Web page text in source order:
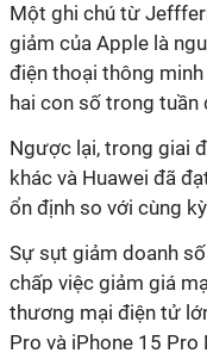
Một ghi chú từ
giảm của Apple là
điện thoại thông
hai con số trong tuần
Ngược lại, trong giai
khác và Huawei đã
ổn định so với cùng
Sự sụt giảm doanh
chấp việc giảm giá
thương mại điện tử
Pro và iPhone 15